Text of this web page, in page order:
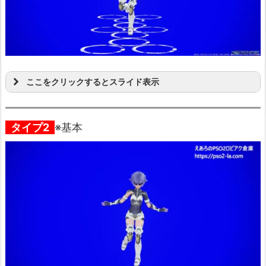
ここをクリックするとスライド表示
タイプ2 ※基本